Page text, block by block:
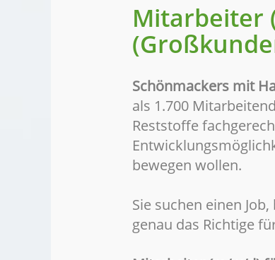
Mitarbeiter
Schönmackers mit
als 1.700
Reststoffe
bewegen wollen.
Sie suchen einen
genau das Richtige